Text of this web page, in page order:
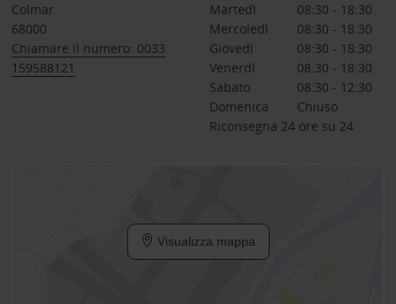
Colmar
68000
Chiamare il numero: 0033
159588121
Martedì
08:30 - 18:30
Mercoledì
08:30 - 18:30
Giovedì
08:30 - 18:30
Venerdì
08:30 - 18:30
Sabato
08:30 - 12:30
Domenica
Chiuso
Riconsegna 24 ore su 24
Visualizza mappa